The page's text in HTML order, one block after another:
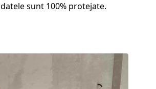
sunt 100% protejate.